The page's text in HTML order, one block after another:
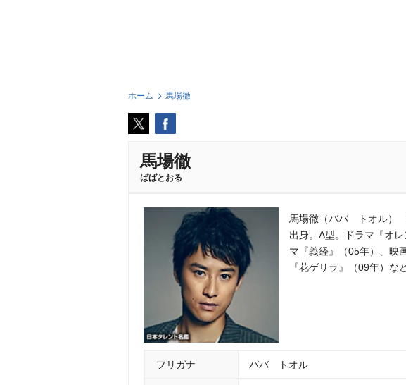
ホーム 馬場徹
馬場徹
ばばとおる
馬場徹（ババ トオル）
出身。A型。ドラマ『オ
マ『義経』（05年）、映
『花ゲリラ』（09年）な
フリガナ ババ トオル